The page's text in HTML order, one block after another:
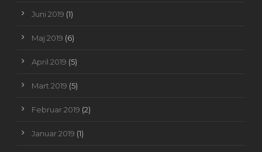
Juni 2019 (1)
Maj 2019 (6)
April 2019 (5)
Mart 2019 (5)
Februar 2019 (2)
Januar 2019 (1)